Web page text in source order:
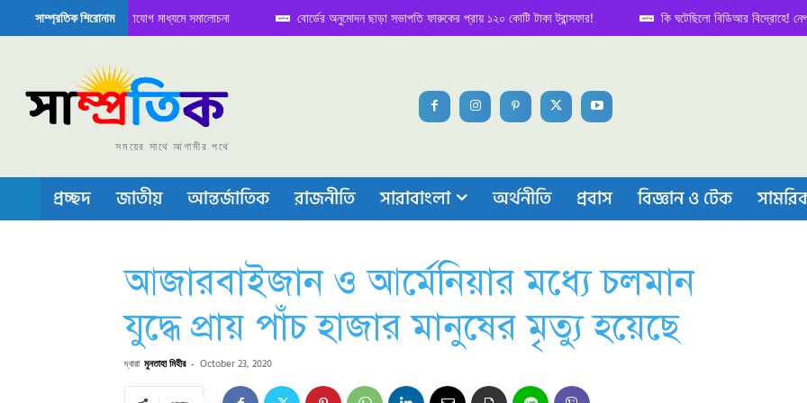
সাম্প্রতিক শিরোনাম
নিয়ে সামাজিক যোগাযোগ মাধ্যমে সমালোচনা বোর্ডের অনুমোদন ছাড়া সভাপতি ফারুকের প্রায় ১২০ কোটি টাকা ট্রান্সফার! কি ঘটেছিলো বিডিআর বিদ্রোহে! নেপথ্য
বা চীপ তৈরিতে নিজের শক্ত অবস্থান জানান দিচ্ছে চীন
সময়ের সাথে আগামীর পথে
প্রচ্ছদ জাতীয় আন্তর্জাতিক রাজনীতি সারাবাংলা অর্থনীতি প্রবাস বিজ্ঞান ও টেক
আজারবাইজান ও আর্মেনিয়ার মধ্যে চলমান
যুদ্ধে প্রায় পাঁচ হাজার মানুষের মৃত্যু হয়েছে
দ্বারা মুনতাহা মিহীর - October 23, 2020